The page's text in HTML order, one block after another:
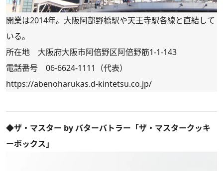
開業は2014年。大阪阿部野橋駅や天王寺駅各線と直結して
いる。
所在地 大阪府大阪市阿倍野区阿倍野筋1-1-143
電話番号 06-6624-1111（代表）
https://abenoharukas.d-kintetsu.co.jp/
◆ザ・マスター by バターバトラー「ザ・マスタークッキ
ーボックス」